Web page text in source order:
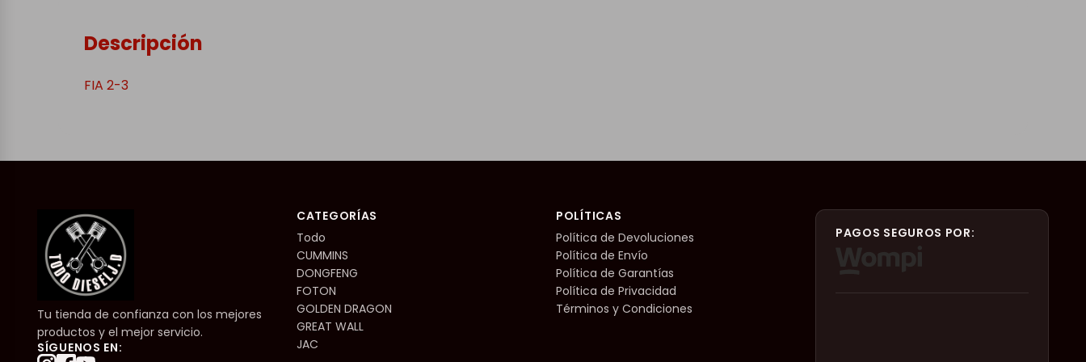
Descripción
FIA 2-3
Tu tienda de confianza con los mejores
productos y el mejor servicio.
SÍGUENOS EN:
CATEGORÍAS
Todo
CUMMINS
DONGFENG
FOTON
GOLDEN DRAGON
GREAT WALL
JAC
POLÍTICAS
Política de Devoluciones
Política de Envío
Política de Garantías
Política de Privacidad
Términos y Condiciones
PAGOS SEGUROS POR: